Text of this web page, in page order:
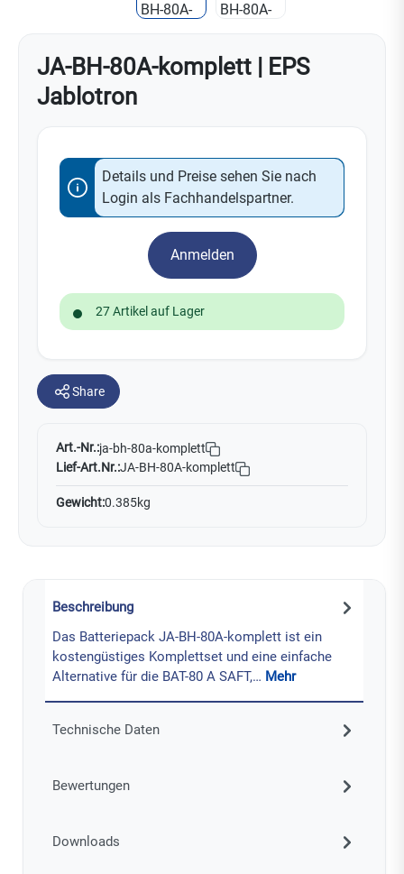
JA-BH-80A-komplett | EPS
Jablotron
Details und Preise sehen Sie nach
Login als Fachhandelspartner.
Anmelden
27 Artikel auf Lager
Share
Art.-Nr.:ja-bh-80a-komplett
Lief-Art.Nr.:JA-BH-80A-komplett
Gewicht:0.385kg
Beschreibung
Das Batteriepack JA-BH-80A-komplett ist ein
kostengüstiges Komplettset und eine einfache
Alternative für die BAT-80 A SAFT,… Mehr
Technische Daten
Bewertungen
Downloads